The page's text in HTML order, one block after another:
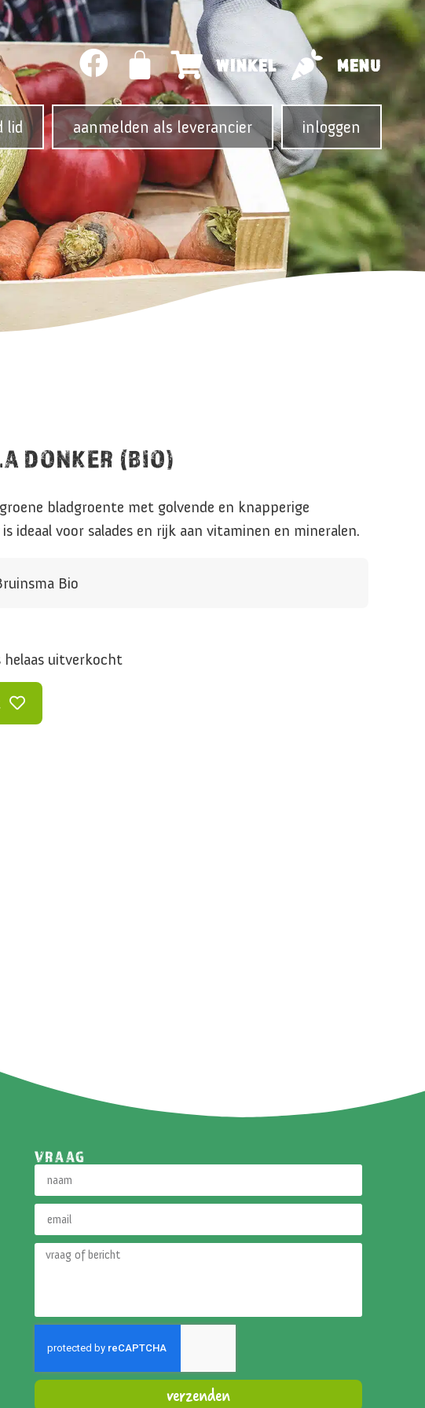
WINKEL MENU
lid aanmelden als leverancier inloggen
DONKER (BIO)
bladgroente met golvende en knapperige
ideaal voor salades en rijk aan vitaminen en mineralen.
Bio
uitverkocht
VRAAG
verzenden